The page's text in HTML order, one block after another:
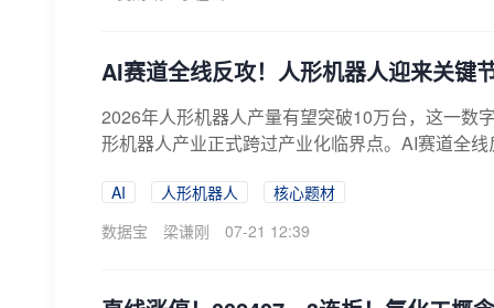
AI赛道全线反攻！人形机器人迎来关键
2026年人形机器人产量有望突破10万台，这一数
形机器人产业正式跨过产业化临界点。AI赛道全
AI 人形机器人
核心题材
数据宝
梁谦刚 07-21 12:39